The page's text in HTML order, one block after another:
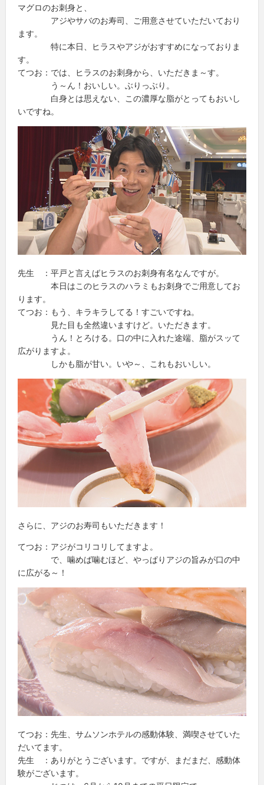
マグロのお刺身と、
アジやサバのお寿司、ご用意させていただいており
ます。
特に本日、ヒラスやアジがおすすめになっておりま
す。
てつお：では、ヒラスのお刺身から、いただきま～す。
う～ん！おいしい。ぶりっぶり。
白身とは思えない、この濃厚な脂がとってもおいし
いですね。
先生 ：平戸と言えばヒラスのお刺身有名なんですが。
本日はこのヒラスのハラミもお刺身でご用意してお
ります。
てつお：もう、キラキラしてる！すごいですね。
見た目も全然違いますけど。いただきます。
うん！とろける。口の中に入れた途端、脂がスッて
広がりますよ。
しかも脂が甘い。いや～、これもおいしい。
さらに、アジのお寿司もいただきます！
てつお：アジがコリコリしてますよ。
で、噛めば噛むほど、やっぱりアジの旨みが口の中
に広がる～！
てつお：先生、サムソンホテルの感動体験、満喫させていた
だいてます。
先生 ：ありがとうございます。ですが、まだまだ、感動体
験がございます。